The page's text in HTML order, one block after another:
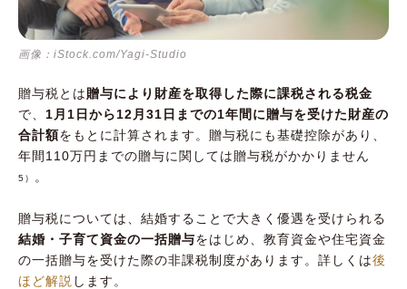
画像：iStock.com/Yagi-Studio
贈与税とは贈与により財産を取得した際に課税される税金
で、 1月1日から12月31日までの1年間に贈与を受けた財産の
合計額をもとに計算されます。贈与税にも基礎控除があり、
年間110万円までの贈与に関しては贈与税がかかりません
5） 。
贈与税については、結婚することで大きく優遇を受けられる
結婚・子育て資金の一括贈与をはじめ、教育資金や住宅資金
の一括贈与を受けた際の非課税制度があります。詳しくは後
ほど解説 します。